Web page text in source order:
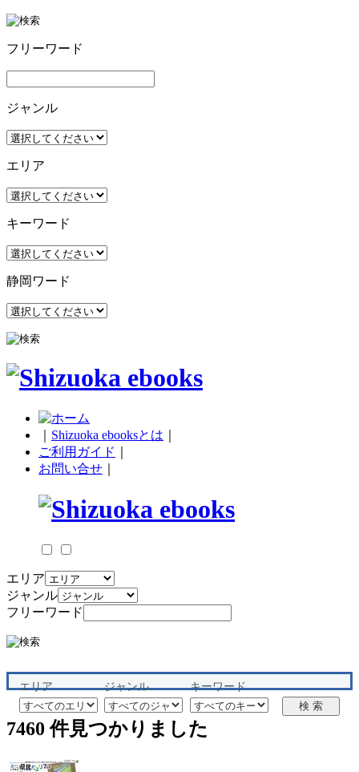
フリーワード
ジャンル
エリア
キーワード
静岡ワード
Shizuoka ebooksとは
ご利用ガイド
お問い合せ
エリア
ジャンル
フリーワード
エリア ジャンル キーワード
7460 件見つかりました